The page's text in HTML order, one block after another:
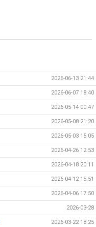
2026-06-13 21:44
2026-06-07 18:40
2026-05-14 00:47
2026-05-08 21:20
2026-05-03 15:05
2026-04-26 12:53
2026-04-18 20:11
2026-04-12 15:51
2026-04-06 17:50
2026-03-28
2026-03-22 18:25